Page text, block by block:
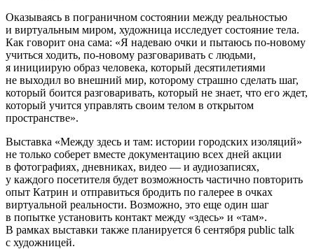
Оказываясь в пограничном состоянии между реальностью
и виртуальным миром, художница исследует состояние тела.
Как говорит она сама: «Я надеваю очки и пытаюсь по-новому
учиться ходить, по-новому разговаривать с людьми,
я инициирую образ человека, который десятилетиями
не выходил во внешний мир, которому страшно сделать шаг,
который боится разговаривать, который не знает, что его ждет,
который учится управлять своим телом в открытом
пространстве».
Выставка «Между здесь и там: истории городских изоляций»
не только соберет вместе документацию всех дней акции
в фотографиях, дневниках, видео — и аудиозаписях,
у каждого посетителя будет возможность частично повторить
опыт Катрин и отправиться бродить по галерее в очках
виртуальной реальности. Возможно, это еще один шаг
в попытке установить контакт между «здесь» и «там».
В рамках выставки также планируется 6 сентября public talk
с художницей.